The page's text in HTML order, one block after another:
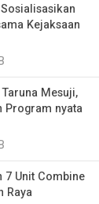
Kejaksaan
Mesuji,
Program nyata
7 Unit Combine
Raya